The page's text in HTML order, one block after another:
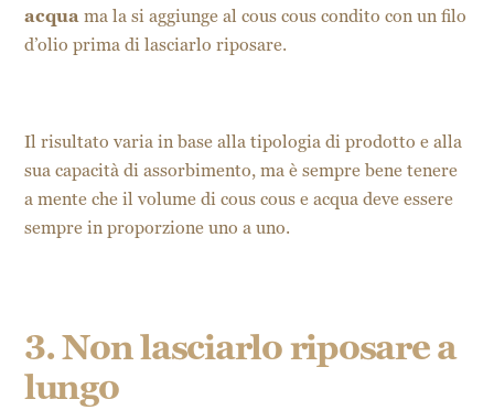
acqua ma la si aggiunge al cous cous condito con un filo
d’olio prima di lasciarlo riposare.
Il risultato varia in base alla tipologia di prodotto e alla
sua capacità di assorbimento, ma è sempre bene tenere
a mente che il volume di cous cous e acqua deve essere
sempre in proporzione uno a uno.
3. Non lasciarlo riposare a
lungo